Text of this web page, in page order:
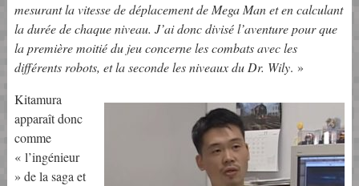
mesurant la vitesse de déplacement de Mega Man et en calculant
la durée de chaque niveau. J’ai donc divisé l’aventure pour que
la première moitié du jeu concerne les combats avec les
différents robots, et la seconde les niveaux du Dr. Wily. »
Kitamura
apparaît donc
comme
« l’ingénieur
» de la saga et